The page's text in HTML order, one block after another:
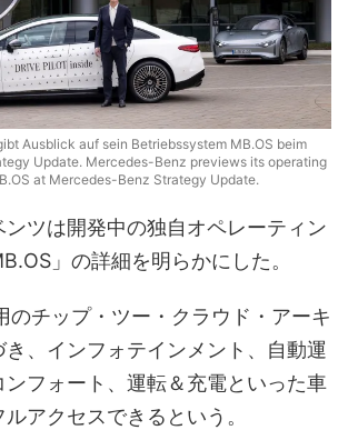
Ausblick auf sein Betriebssystem MB.OS beim
Update. Mercedes-Benz previews its operating
at Mercedes-Benz Strategy Update.
ンツは開発中の独自オペレーティン
」の詳細を明らかにした。
のチップ・ツー・クラウド・アーキ
き、インフォテインメント、自動運
フォート、運転＆充電といった車
アクセスできるという。